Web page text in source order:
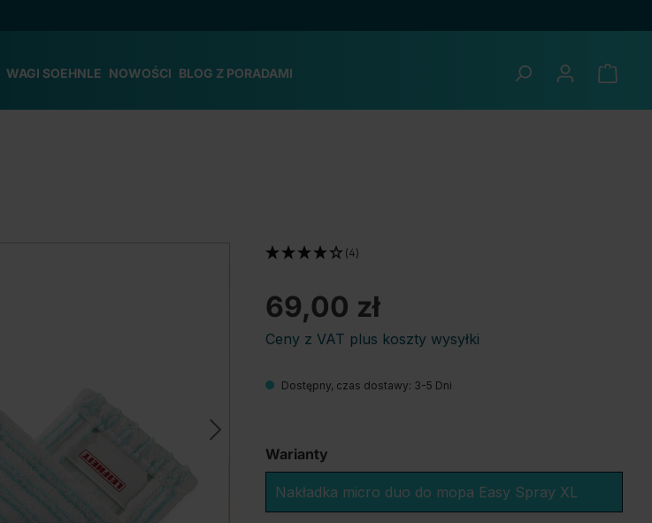
WAGI SOEHNLE NOWOŚCI BLOG Z PORADAMI
69,00 zł
Ceny z VAT plus koszty wysyłki
(4)
Dostępny, czas dostawy: 3-5 Dni
Warianty
Nakładka micro duo do mopa Easy Spray XL